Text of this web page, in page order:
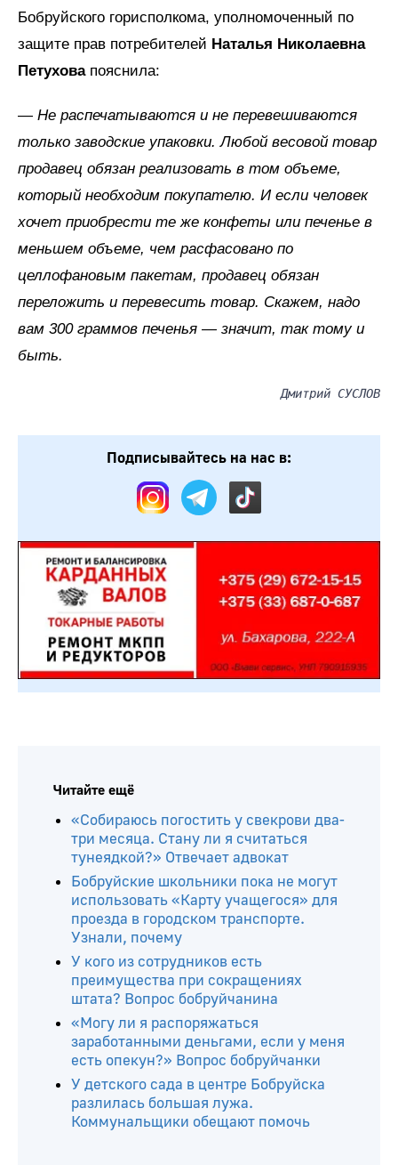
Бобруйского горисполкома, уполномоченный по
защите прав потребителей Наталья Николаевна
Петуховапояснила:
— Не распечатываются и не перевешиваются
только заводские упаковки. Любой весовой товар
продавец обязан реализовать в том объеме,
который необходим покупателю. И если человек
хочет приобрести те же конфеты или печенье в
меньшем объеме, чем расфасовано по
целлофановым пакетам, продавец обязан
переложить и перевесить товар. Скажем, надо
вам 300 граммов печенья — значит, так тому и
быть.
Дмитрий СУСЛОВ
Подписывайтесь на нас в:
Читайте ещё
«Собираюсь погостить у свекрови два-
три месяца. Стану ли я считаться
тунеядкой?» Отвечает адвокат
Бобруйские школьники пока не могут
использовать «Карту учащегося» для
проезда в городском транспорте.
Узнали, почему
У кого из сотрудников есть
преимущества при сокращениях
штата? Вопрос бобруйчанина
«Могу ли я распоряжаться
заработанными деньгами, если у меня
есть опекун?» Вопрос бобруйчанки
У детского сада в центре Бобруйска
разлилась большая лужа.
Коммунальщики обещают помочь